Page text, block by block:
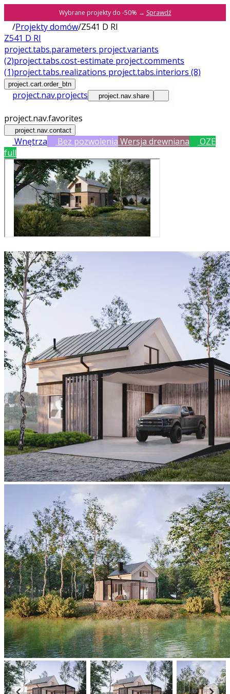
Wybrane projekty do -50% → Sprawdź
/Projekty domów/Z541 D RI
Z541 D RI
project.tabs.parameters project.variants
(2)project.tabs.cost-estimate project.comments
(1)project.tabs.realizations project.tabs.interiors (8)
project.cart.order_btn
project.nav.projects project.nav.share
project.nav.favorites
project.nav.contact
Wnętrza Bez pozwolenia Wersja drewniana
OZE
full